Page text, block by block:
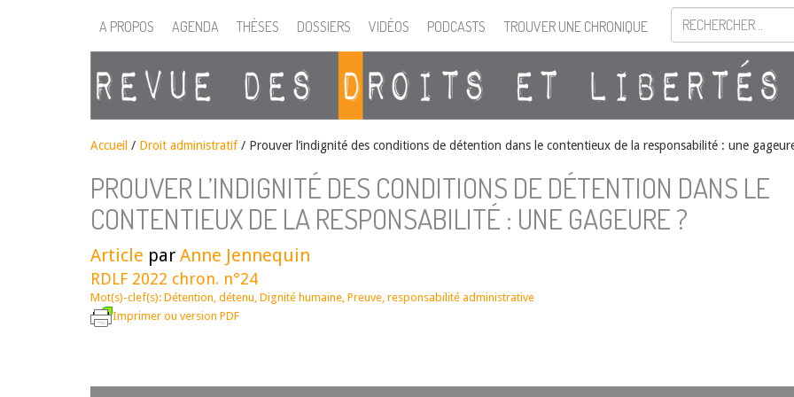
A PROPOS AGENDA THÈSES DOSSIERS VIDÉOS PODCASTS TROUVER UNE CHRONIQUE
Accueil / Droit administratif/ Prouver l’indignité des conditions de détention dans le contentieux de la responsabilité : une
PROUVER L’INDIGNITÉ DES CONDITIONS DE DÉTENTION DANS LE
CONTENTIEUX DE LA RESPONSABILITÉ : UNE GAGEURE ?
Article par Anne Jennequin
RDLF 2022 chron. n°24
Mot(s)-clef(s): Détention détenu Dignité humaine Preuve responsabilité administrative
Imprimer ou version PDF